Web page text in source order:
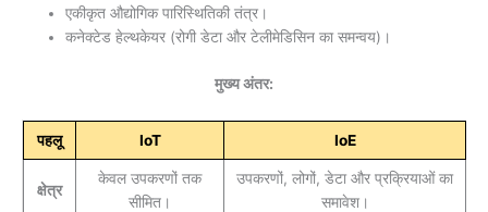
एकीकृत औद्योगिक पारिस्थितिकी तंत्र।
कनेक्टेड हेल्थकेयर (रोगी डेटा और टेलीमेडिसिन का समन्वय)।
मुख्य अंतर:
पहलू IoT IoE
क्षेत्र
केवल उपकरणों तक
सीमित।
उपकरणों, लोगों, डेटा और प्रक्रियाओं का
समावेश।